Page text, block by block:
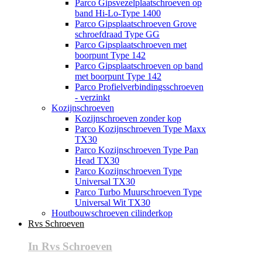
Parco Gipsvezelplaatschroeven op
band Hi-Lo-Type 1400
Parco Gipsplaatschroeven Grove
schroefdraad Type GG
Parco Gipsplaatschroeven met
boorpunt Type 142
Parco Gipsplaatschroeven op band
met boorpunt Type 142
Parco Profielverbindingsschroeven
- verzinkt
Kozijnschroeven
Kozijnschroeven zonder kop
Parco Kozijnschroeven Type Maxx
TX30
Parco Kozijnschroeven Type Pan
Head TX30
Parco Kozijnschroeven Type
Universal TX30
Parco Turbo Muurschroeven Type
Universal Wit TX30
Houtbouwschroeven cilinderkop
Rvs Schroeven
In Rvs Schroeven